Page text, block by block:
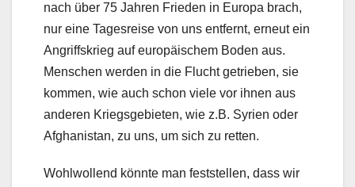
nach über 75 Jahren Frieden in Europa brach,
nur eine Tagesreise von uns entfernt, erneut ein
Angriffskrieg auf europäischem Boden aus.
Menschen werden in die Flucht getrieben, sie
kommen, wie auch schon viele vor ihnen aus
anderen Kriegsgebieten, wie z.B. Syrien oder
Afghanistan, zu uns, um sich zu retten.
Wohlwollend könnte man feststellen, dass wir